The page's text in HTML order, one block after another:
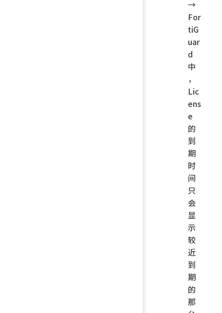
→
For
tiG
uar
d
中
，
Lic
ens
e
的
到
期
时
间
只
会
显
示
较
近
到
期
的
那